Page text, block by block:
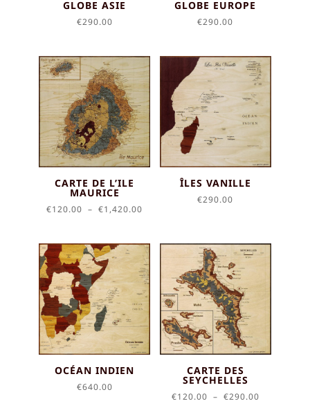
GLOBE ASIE
€290.00
GLOBE EUROPE
€290.00
CARTE DE L’ILE
MAURICE
€120.00 – €1,420.00
€120.00
à
€1,420.00
ÎLES VANILLE
€290.00
OCÉAN INDIEN
€640.00
CARTE DES
SEYCHELLES
€120.00 – €290.00Plage